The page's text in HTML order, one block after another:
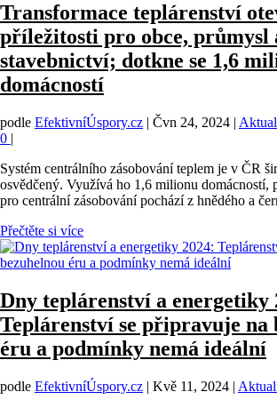
Transformace teplárenství
příležitosti pro obce, průmysl
stavebnictví; dotkne se 1,6
domácností
podle EfektivníÚspory.cz | Čvn 24, 2024 |
0 |
Systém centrálního zásobování teplem je v ČR
osvědčený. Využívá ho 1,6 milionu domácností,
pro centrální zásobování pochází z hnědého a
Přečtěte si více
Dny teplárenství a energetiky
Teplárenství se připravuje na
éru a podmínky nemá ideální
podle EfektivníÚspory.cz | Kvě 11, 2024 |